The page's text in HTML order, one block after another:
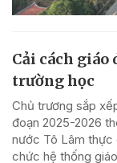
Cải cách giáo
trường học
Chủ trương sắp
đoạn 2025-2026
nước Tô Lâm
chức hệ thống